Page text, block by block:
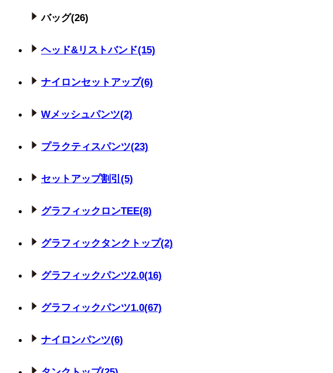
バッグ(26)
ヘッド&リストバンド(15)
ナイロンセットアップ(6)
Wメッシュパンツ(2)
プラクティスパンツ(23)
セットアップ割引(5)
グラフィックロンTEE(8)
グラフィックタンクトップ(2)
グラフィックパンツ2.0(16)
グラフィックパンツ1.0(67)
ナイロンパンツ(6)